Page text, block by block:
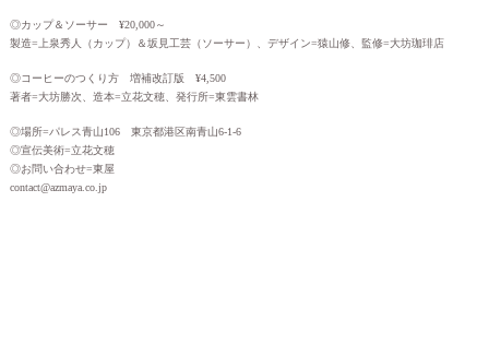
◎カップ＆ソーサー ¥20,000～
製造=上泉秀人（カップ）＆坂見工芸（ソーサー）、デザイン=猿山修、監修=大坊珈琲店
◎コーヒーのつくり方 増補改訂版 ¥4,500
著者=大坊勝次、造本=立花文穂、発行所=東雲書林
◎場所=パレス青山106 東京都港区南青山6-1-6
◎宣伝美術=立花文穂
◎お問い合わせ=東屋
contact@azmaya.co.jp